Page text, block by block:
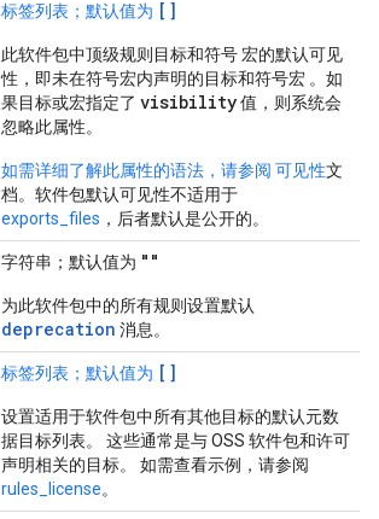
标签列表；默认值为 []
此软件包中顶级规则目标和符号 宏的默认可见
性，即未在符号宏内声明的目标和符号宏 。如
果目标或宏指定了 visibility值，则系统会
忽略此属性。
如需详细了解此属性的语法，请参阅 可见性文
档。软件包默认可见性不适用于
exports_files ，后者默认是公开的。
字符串；默认值为 ""
为此软件包中的所有规则设置默认
deprecation 消息。
标签列表；默认值为 []
设置适用于软件包中所有其他目标的默认元数
据目标列表。 这些通常是与 OSS 软件包和许可
声明相关的目标。 如需查看示例，请参阅
rules_license。